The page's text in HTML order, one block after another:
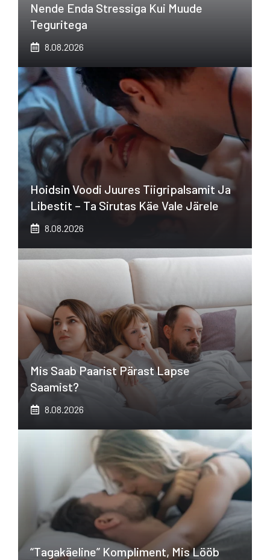
Nende Enda Stressiga Kui Muude
Teguritega
8.08.2026
Hoidsin Voodi Juures Tiigripalsamit Ja
Libestit – Ta Sirutas Käe Vale Järele
8.08.2026
Mis Saab Paarist Pärast Lapse
Saamist?
8.08.2026
“Tagakäeline” Kompliment, Mis Lööb